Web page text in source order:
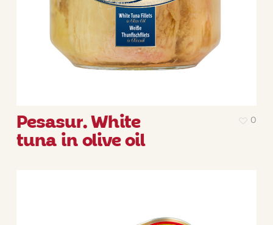
Pesasur. White
tuna in olive oil
0